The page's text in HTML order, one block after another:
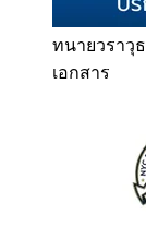
ทนายวราวุธ
เอกสาร